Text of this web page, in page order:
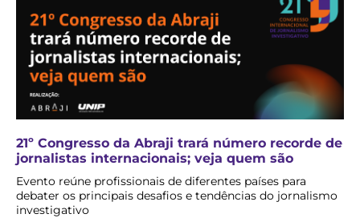
21º Congresso da Abraji trará número recorde de
jornalistas internacionais; veja quem são
Evento reúne profissionais de diferentes países para
debater os principais desafios e tendências do jornalismo
investigativo